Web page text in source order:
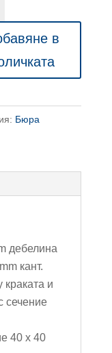
в
Бюра
дебелина
кант.
и
сечение
40 х 40